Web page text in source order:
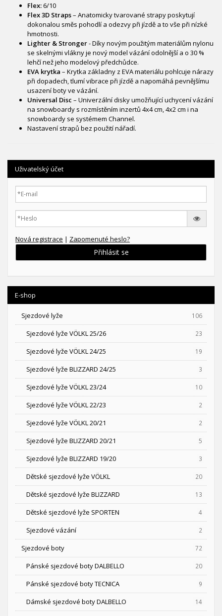
Flex:6/10
Flex 3D Straps– Anatomicky tvarované strapy poskytují
dokonalou směs pohodlí a odezvy při jízdě a to vše při nízké
hmotnosti.
Lighter & Stronger- Díky novým použitým materiálům nylonu
se skelnými vlákny je nový model vázání odolnější a o 30 %
lehčí než jeho modelový předchůdce.
EVA krytka – Krytka základny z EVA materiálu pohlcuje nárazy
při dopadech, tlumí vibrace při jízdě a napomáhá pevnějšímu
usazení boty ve vázání.
Universal Disc – Univerzální disky umožňující uchycení vázání
na snowboardy s rozmístěním inzertů 4x4 cm, 4x2 cm i na
snowboardy se systémem Channel.
Nastavení strapů bez použití nářadí.
Uživatelský účet
Nová registrace | Zapomenuté heslo?
Přihlásit se
E-shop
Sjezdové lyže 106
Sjezdové lyže VÖLKL 25/26 23
Sjezdové lyže VÖLKL 24/25 19
Sjezdové lyže BLIZZARD 24/25 3
Sjezdové lyže VÖLKL 23/24 10
Sjezdové lyže VÖLKL 22/23 2
Sjezdové lyže VÖLKL 20/21 2
Sjezdové lyže BLIZZARD 20/21 5
Sjezdové lyže BLIZZARD 19/20 3
Dětské sjezdové lyže VÖLKL 20
Dětské sjezdové lyže BLIZZARD 13
Dětské sjezdové lyže SPORTEN 4
Sjezdové vázání 2
Sjezdové boty 72
Pánské sjezdové boty DALBELLO 20
Pánské sjezdové boty TECNICA 9
Dámské sjezdové boty DALBELLO 14